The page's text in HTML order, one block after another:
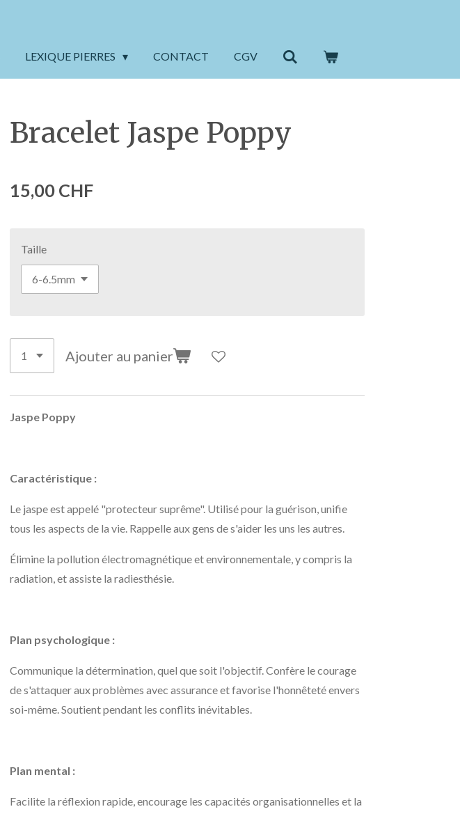
LEXIQUE PIERRES CONTACT CGV
Bracelet Jaspe Poppy
15,00 CHF
Taille
Ajouter au panier
Jaspe Poppy
Caractéristique :
Le jaspe est appelé "protecteur suprême". Utilisé pour la guérison, unifie
tous les aspects de la vie. Rappelle aux gens de s'aider les uns les autres.
Élimine la pollution électromagnétique et environnementale, y compris la
radiation, et assiste la radiesthésie.
Plan psychologique :
Communique la détermination, quel que soit l'objectif. Confère le courage
de s'attaquer aux problèmes avec assurance et favorise l'honnêteté envers
soi-même. Soutient pendant les conflits inévitables.
Plan mental :
Facilite la réflexion rapide, encourage les capacités organisationnelles et la